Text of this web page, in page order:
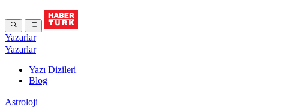
Yazarlar
Yazarlar
Yazı Dizileri
Blog
Astroloji